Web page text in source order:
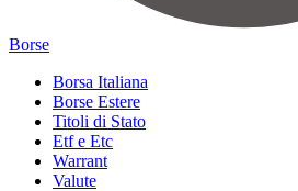
Borse
Borsa Italiana
Borse Estere
Titoli di Stato
Etf e Etc
Warrant
Valute